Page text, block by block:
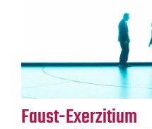
Faust-Exerzitium